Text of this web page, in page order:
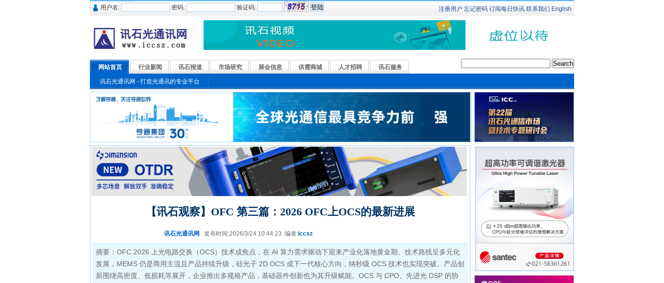
用户名: 密码: 验证码: 注册用户 忘记密码 订阅每日快讯 联系我们 English
网站首页 行业新闻 讯石报道 市场研究 展会信息 供需商城 人才招聘 讯石服务
讯石光通讯网 - 打造光通讯的专业平台
【讯石观察】OFC 第三篇：2026 OFC上OCS的最新进展
讯石光通讯网 发布时间:2026/3/24 10:44:23 编者:iccsz
摘要：OFC 2026 上光电路交换（OCS）技术成焦点，在 AI 算力需求驱动下迎来产业化落地黄金期。技术路线呈多元化
发展，MEMS 仍是商用主流且产品持续升级，硅光子 2D OCS 成下一代核心方向，纳秒级 OCS 技术也实现突破。产品创
新围绕高密度、低损耗等展开，企业推出多规格产品，基础器件创新也为其升级赋能。OCS 与 CPO、先进光 DSP 的协